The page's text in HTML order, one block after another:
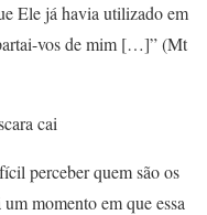
Ele já havia utilizado em
vos de mim […]” (Mt
cai
perceber quem são os
momento em que essa